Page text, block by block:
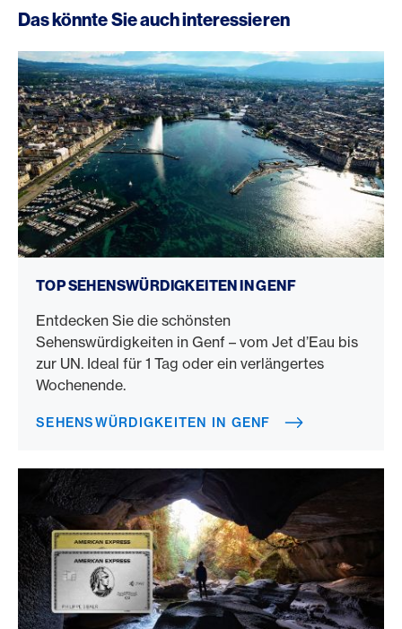
Das könnte Sie auch interessieren
TOP SEHENSWÜRDIGKEITEN IN GENF
Entdecken Sie die schönsten
Sehenswürdigkeiten in Genf – vom Jet d’Eau bis
zur UN. Ideal für 1 Tag oder ein verlängertes
Wochenende.
SEHENSWÜRDIGKEITEN IN GENF